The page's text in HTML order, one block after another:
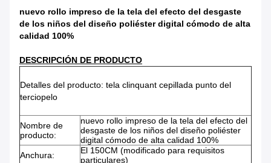
nuevo rollo impreso de la tela del efecto del desgaste
de los niños del diseño poliéster digital cómodo de alta
calidad 100%
DESCRIPCIÓN DE PRODUCTO
Detalles del producto: tela clinquant cepillada punto del
terciopelo
Nombre de
producto:
nuevo rollo impreso de la tela del efecto del
desgaste de los niños del diseño poliéster
digital cómodo de alta calidad 100%
Anchura:
El 150CM (modificado para requisitos
particulares)